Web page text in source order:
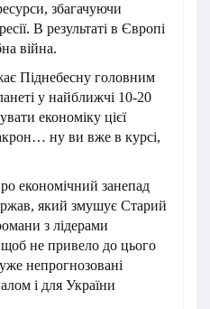
збагачуючи
В результаті в Європі
війна.
Піднебесну головним
у найближчі 10-20
економіку цієї
ну ви вже в курсі,
економічний занепад
який змушує Старий
з лідерами
не привело до цього
непрогнозовані
і для України